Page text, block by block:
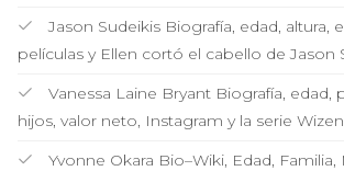
Jason Sudeikis Biografía, edad, altura,
películas y Ellen cortó el cabello de Jason
Vanessa Laine Bryant Biografía, edad,
hijos, valor neto, Instagram y la serie
Yvonne Okara Bio–Wiki, Edad, Familia,